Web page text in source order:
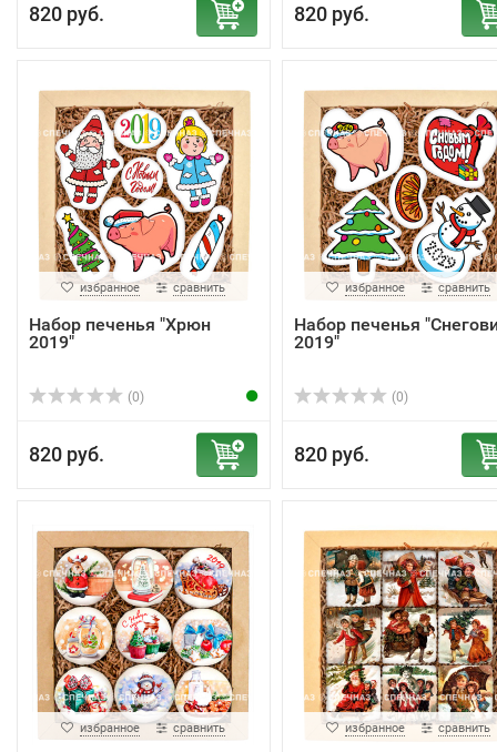
820 руб. 820 руб.
избранное сравнить
Набор печенья "Хрюн
2019"
(0)
820 руб.
избранное сравнить
Набор печенья
2019"
(0)
820 руб.
избранное сравнить избранное сравнить